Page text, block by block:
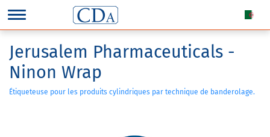
Jerusalem Pharmaceuticals -
Ninon Wrap
Étiqueteuse pour les produits cylindriques par technique de banderolage.